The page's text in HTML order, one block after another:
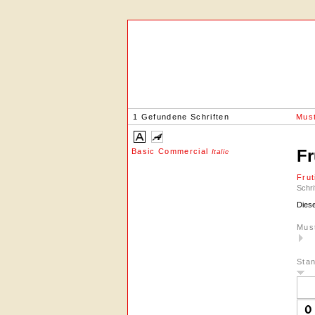
1 Gefundene Schriften
Basic Commercial Italic